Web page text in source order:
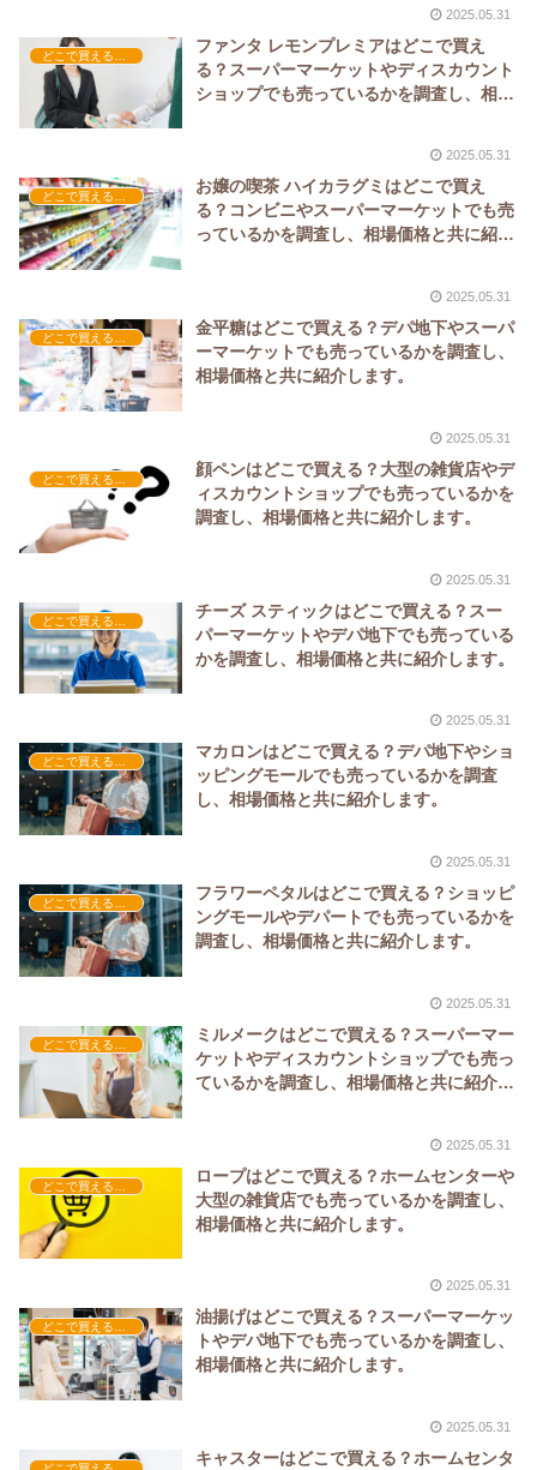
2025.05.31
ファンタ レモンプレミアはどこで買え
る？スーパーマーケットやディスカウント
ショップでも売っているかを調査し、相場
2025.05.31
どこで買える？-お菓子・スイーツ・アイス
お嬢の喫茶 ハイカラグミはどこで買え
る？コンビニやスーパーマーケットでも売
っているかを調査し、相場価格と共に紹介
2025.05.31
金平糖はどこで買える？デパ地下やスーパ
ーマーケットでも売っているかを調査し、
相場価格と共に紹介します。
2025.05.31
顔ペンはどこで買える？大型の雑貨店やデ
ィスカウントショップでも売っているかを
調査し、相場価格と共に紹介します。
2025.05.31
チーズ スティックはどこで買える？スー
パーマーケットやデパ地下でも売っている
かを調査し、相場価格と共に紹介します。
2025.05.31
どこで買える？-お菓子・スイーツ・アイス
マカロンはどこで買える？デパ地下やショ
ッピングモールでも売っているかを調査
し、相場価格と共に紹介します。
2025.05.31
フラワーペタルはどこで買える？ショッピ
ングモールやデパートでも売っているかを
調査し、相場価格と共に紹介します。
2025.05.31
ミルメークはどこで買える？スーパーマー
ケットやディスカウントショップでも売っ
ているかを調査し、相場価格と共に紹介し
2025.05.31
ロープはどこで買える？ホームセンターや
大型の雑貨店でも売っているかを調査し、
相場価格と共に紹介します。
2025.05.31
どこで買える？-食品・食材
油揚げはどこで買える？スーパーマーケッ
トやデパ地下でも売っているかを調査し、
相場価格と共に紹介します。
2025.05.31
キャスターはどこで買える？ホームセンタ